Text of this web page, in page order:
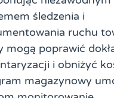
śledzenia i
ruchu
mogą poprawić
i obniżyć
magazynowy